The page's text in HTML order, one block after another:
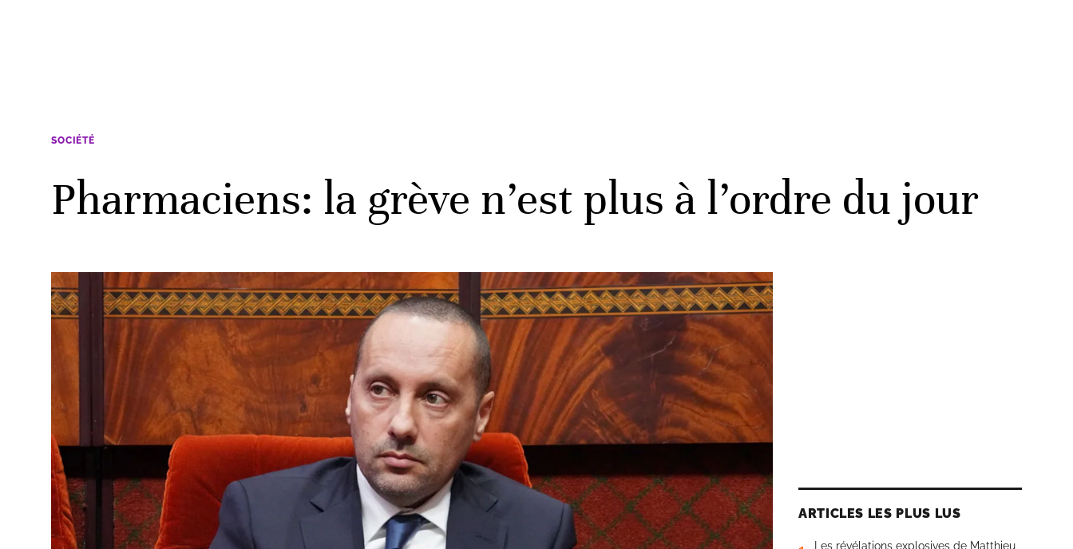
SOCIÉTÉ
Pharmaciens: la grève n’est plus à l’ordre du jour
ARTICLES LES PLUS LUS
Les révélations explosives de Matthieu